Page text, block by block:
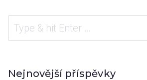
Nejnovější příspěvky